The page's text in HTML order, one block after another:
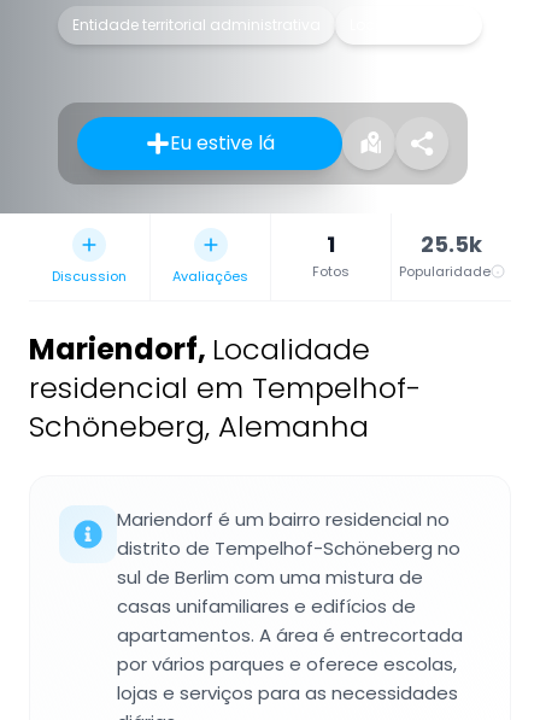
Entidade territorial administrativa
Eu estive lá
Discussion Avaliações
1
Fotos
25.5k
Popularidade
Mariendorf, Localidade
residencial em Tempelhof-
Schöneberg, Alemanha
Mariendorf é um bairro residencial no
distrito de Tempelhof-Schöneberg no
sul de Berlim com uma mistura de
casas unifamiliares e edifícios de
apartamentos. A área é entrecortada
por vários parques e oferece escolas,
lojas e serviços para as necessidades